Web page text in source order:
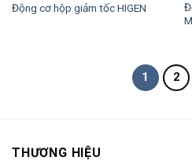
Động cơ hộp giảm tốc HIGEN
1 2
THƯƠNG HIỆU